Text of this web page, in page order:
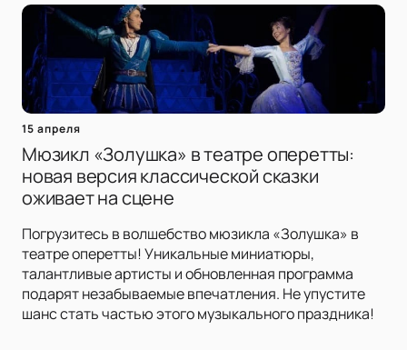
15 апреля
Мюзикл «Золушка» в театре оперетты:
новая версия классической сказки
оживает на сцене
Погрузитесь в волшебство мюзикла «Золушка» в
театре оперетты! Уникальные миниатюры,
талантливые артисты и обновленная программа
подарят незабываемые впечатления. Не упустите
шанс стать частью этого музыкального праздника!